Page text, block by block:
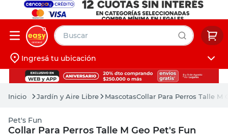
Buscar
Iniciá sesión
Ingresá tu ubicación
Jardín y Aire Libre MascotasCollar Para Perros Talle M
Pet's Fun
Collar Para Perros Talle M Geo Pet's Fun
muebles
pintura
escritorio
puertas